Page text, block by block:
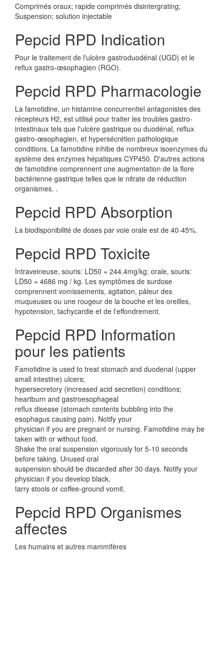
Comprimés oraux; rapide comprimés disintergrating;
Suspension; solution injectable
Pepcid RPD Indication
Pour le traitement de l'ulcère gastroduodénal (UGD) et le
reflux gastro-œsophagien (RGO).
Pepcid RPD Pharmacologie
La famotidine, un histamine concurrentiel antagonistes des
récepteurs H2, est utilisé pour traiter les troubles gastro-
intestinaux tels que l'ulcère gastrique ou duodénal, reflux
gastro-œsophagien, et hypersécrétion pathologique
conditions. La famotidine inhibe de nombreux isoenzymes du
système des enzymes hépatiques CYP450. D'autres actions
de famotidine comprennent une augmentation de la flore
bactérienne gastrique telles que le nitrate de réduction
organismes. .
Pepcid RPD Absorption
La biodisponibilité de doses par voie orale est de 40-45%.
Pepcid RPD Toxicite
Intraveineuse, souris: LD50 = 244.4mg/kg; orale, souris:
LD50 = 4686 mg / kg. Les symptômes de surdose
comprennent vomissements, agitation, pâleur des
muqueuses ou une rougeur de la bouche et les oreilles,
hypotension, tachycardie et de l'effondrement.
Pepcid RPD Information
pour les patients
Famotidine is used to treat stomach and duodenal (upper
small intestine) ulcers;
hypersecretory (increased acid secretion) conditions;
heartburn and gastroesophageal
reflux disease (stomach contents bubbling into the
esophagus causing pain). Notify your
physician if you are pregnant or nursing. Famotidine may be
taken with or without food.
Shake the oral suspension vigorously for 5-10 seconds
before taking. Unused oral
suspension should be discarded after 30 days. Notify your
physician if you develop black,
tarry stools or coffee-ground vomit.
Pepcid RPD Organismes
affectes
Les humains et autres mammifères